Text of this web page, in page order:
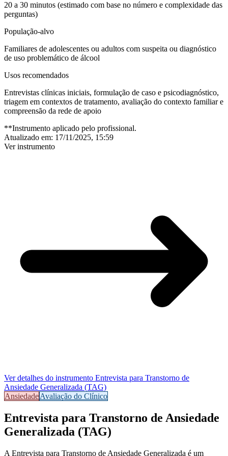
20 a 30 minutos (estimado com base no número e complexidade das
perguntas)
População-alvo
Familiares de adolescentes ou adultos com suspeita ou diagnóstico
de uso problemático de álcool
Usos recomendados
Entrevistas clínicas iniciais, formulação de caso e psicodiagnóstico,
triagem em contextos de tratamento, avaliação do contexto familiar e
compreensão da rede de apoio
**Instrumento aplicado pelo profissional.
Atualizado em: 17/11/2025, 15:59
Ver instrumento
Ver detalhes do instrumento Entrevista para Transtorno de
Ansiedade Generalizada (TAG)
AnsiedadeAvaliação do Clínico
Entrevista para Transtorno de Ansiedade
Generalizada (TAG)
A Entrevista para Transtorno de Ansiedade Generalizada é um